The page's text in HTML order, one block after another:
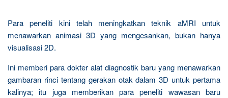
Para peneliti kini telah meningkatkan teknik aMRI untuk
menawarkan animasi 3D yang mengesankan, bukan hanya
visualisasi 2D.
Ini memberi para dokter alat diagnostik baru yang menawarkan
gambaran rinci tentang gerakan otak dalam 3D untuk pertama
kalinya; itu juga memberikan para peneliti wawasan baru